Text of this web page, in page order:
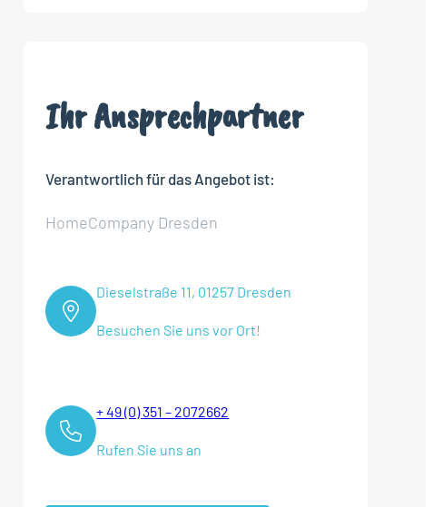
Ihr Ansprechpartner
Verantwortlich für das Angebot ist:
HomeCompany Dresden
Dieselstraße 11, 01257 Dresden
Besuchen Sie uns vor Ort!
+ 49 (0) 351 – 2072662
Rufen Sie uns an